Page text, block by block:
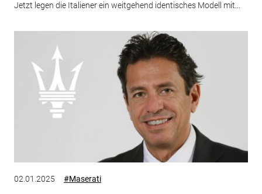
Jetzt legen die Italiener ein weitgehend identisches Modell mit...
02.01.2025 #Maserati